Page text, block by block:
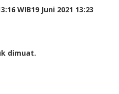
WIB19 Juni 2021 13:23
dimuat.